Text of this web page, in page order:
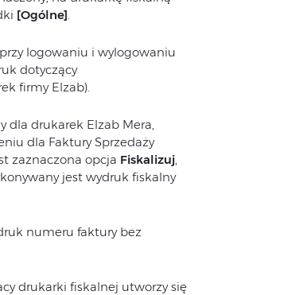
[Ogólne]
logowaniu i wylogowaniu
dotyczący
firmy Elzab).
dla drukarek Elzab Mera,
dla Faktury Sprzedaży
zaznaczona opcja Fiskalizuj,
jest wydruk fiskalny
numeru faktury bez
drukarki fiskalnej utworzy się